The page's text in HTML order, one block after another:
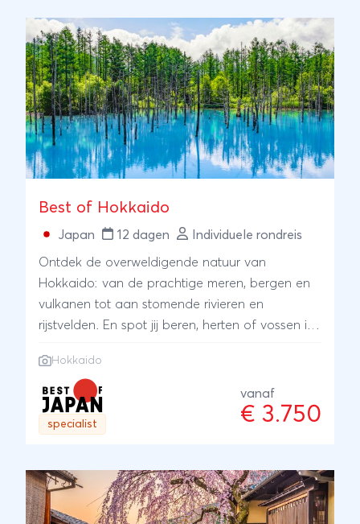
Best of Hokkaido
Japan 12 dagen Individuele rondreis
Ontdek de overweldigende natuur van
Hokkaido: van de prachtige meren, bergen en
vulkanen tot aan stomende rivieren en
rijstvelden. En spot jij beren, herten of vossen in
Hokkaido
specialist
vanaf
€ 3.750